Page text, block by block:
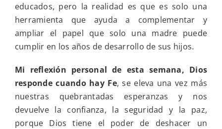
educados, pero la realidad es que es solo una
herramienta que ayuda a complementar y
ampliar el papel que solo una madre puede
cumplir en los años de desarrollo de sus hijos.
Mi reflexión personal de esta semana, Dios
responde cuando hay Fe, se eleva una vez más
nuestras quebrantadas esperanzas y nos
devuelve la confianza, la seguridad y la paz,
porque Dios tiene el poder de deshacer un